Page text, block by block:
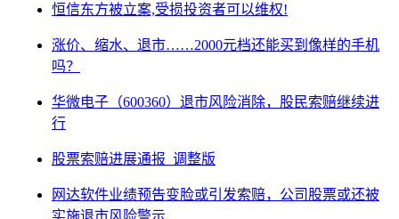
恒信东方被立案,受损投资者可以维权!
涨价、缩水、退市……2000元档还能买到像样的手机
吗？
华微电子（600360）退市风险消除，股民索赔继续进
行
股票索赔进展通报_调整版
网达软件业绩预告变脸或引发索赔，公司股票或还被
实施退市风险警示